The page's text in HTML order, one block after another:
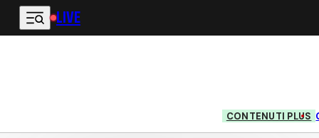
Vai al contenuto principale
LIVE
CONTENUTI PLUS